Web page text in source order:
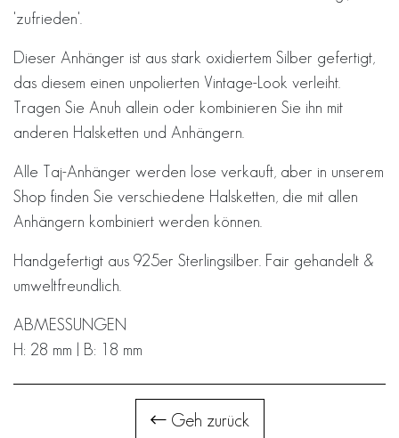
'zufrieden'.
Dieser Anhänger ist aus stark oxidiertem Silber gefertigt,
das diesem einen unpolierten Vintage-Look verleiht.
Tragen Sie Anuh allein oder kombinieren Sie ihn mit
anderen Halsketten und Anhängern.
Alle Taj-Anhänger werden lose verkauft, aber in unserem
Shop finden Sie verschiedene Halsketten, die mit allen
Anhängern kombiniert werden können.
Handgefertigt aus 925er Sterlingsilber. Fair gehandelt &
umweltfreundlich.
ABMESSUNGEN
H: 28 mm | B: 18 mm
Geh zurück